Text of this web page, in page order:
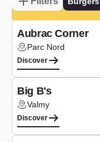
Aubrac Corner
Lieu :Parc Nord
Discover
Big B's
Lieu :Valmy
Discover